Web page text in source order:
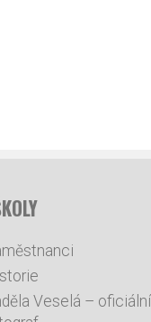
Veselá – oficiální